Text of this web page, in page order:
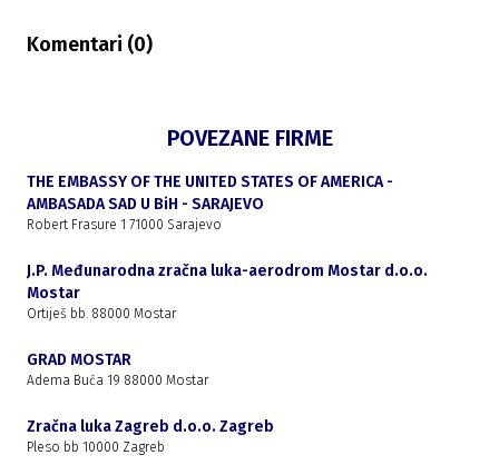
Komentari (0)
POVEZANE FIRME
THE EMBASSY OF THE UNITED STATES OF AMERICA -
AMBASADA SAD U BiH - SARAJEVO
Robert Frasure 1 71000 Sarajevo
J.P. Međunarodna zračna luka-aerodrom Mostar d.o.o.
Mostar
Ortiješ bb. 88000 Mostar
GRAD MOSTAR
Adema Buća 19 88000 Mostar
Zračna luka Zagreb d.o.o. Zagreb
Pleso bb 10000 Zagreb